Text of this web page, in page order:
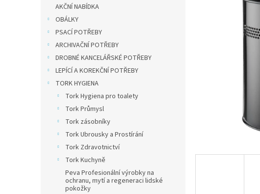
AKČNÍ NABÍDKA
OBÁLKY
PSACÍ POTŘEBY
ARCHIVAČNÍ POTŘEBY
DROBNÉ KANCELÁŘSKÉ POTŘEBY
LEPÍCÍ A KOREKČNÍ POTŘEBY
TORK HYGIENA
Tork Hygiena pro toalety
Tork Průmysl
Tork zásobníky
Tork Ubrousky a Prostírání
Tork Zdravotnictví
Tork Kuchyně
Peva Profesionální výrobky na
ochranu, mytí a regeneraci lidské
pokožky